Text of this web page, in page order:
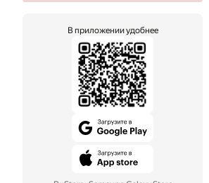
В приложении удобнее